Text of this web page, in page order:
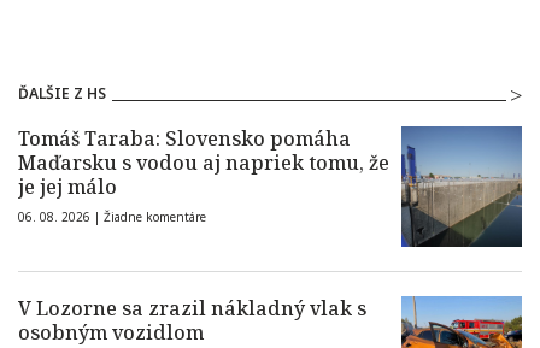
ĎALŠIE Z HS
Tomáš Taraba: Slovensko pomáha
Maďarsku s vodou aj napriek tomu, že
je jej málo
06. 08. 2026 | Žiadne komentáre
V Lozorne sa zrazil nákladný vlak s
osobným vozidlom